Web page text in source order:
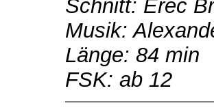
Schnitt: Erec
Musik:
Länge: 84 min
FSK: ab 12